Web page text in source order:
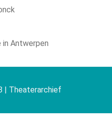
Antwerpen
| Theaterarchief